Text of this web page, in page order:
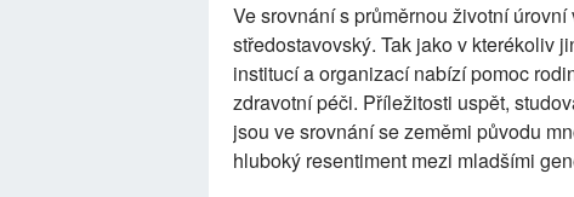
Ve srovnání s průměrnou životní
středostavovský. Tak jako v kterékoliv
institucí a organizací nabízí pomoc
zdravotní péči. Příležitosti uspět,
jsou ve srovnání se zeměmi původu
hluboký resentiment mezi mladšími